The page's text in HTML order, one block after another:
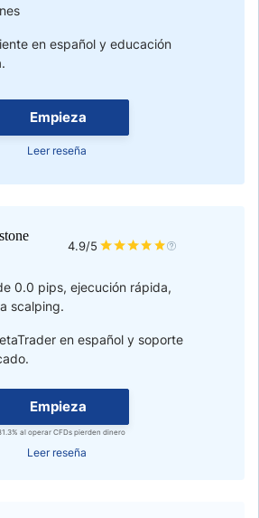
Empieza
Leer reseña
en español y educación
Empieza
al operar CFDs pierden dinero
Leer reseña
4.9/5
0.0 pips, ejecución rápida,
scalping.
en español y soporte